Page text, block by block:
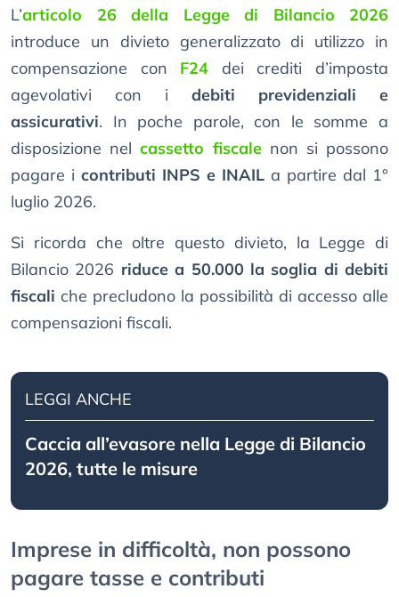
L’articolo 26 della Legge di Bilancio 2026
introduce un divieto generalizzato di utilizzo in
compensazione con F24 dei crediti d’imposta
agevolativi con i debiti previdenziali e
assicurativi. In poche parole, con le somme a
disposizione nelcassetto fiscalenon si possono
pagare i contributi INPS e INAIL a partire dal 1°
luglio 2026.
Si ricorda che oltre questo divieto, la Legge di
Bilancio 2026 riduce a 50.000 la soglia di debiti
fiscali che precludono la possibilità di accesso alle
compensazioni fiscali.
LEGGI ANCHE
Caccia all’evasore nella Legge di Bilancio
2026, tutte le misure
Imprese in difficoltà, non possono
pagare tasse e contributi